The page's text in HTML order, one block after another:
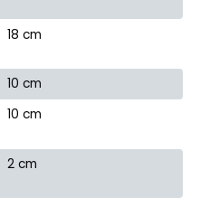
18 cm
10 cm
10 cm
2 cm